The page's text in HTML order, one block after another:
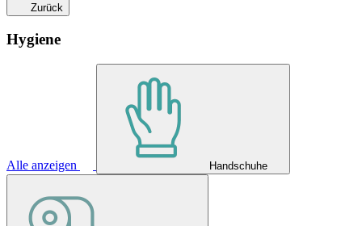
Zurück
Hygiene
Alle anzeigen Handschuhe